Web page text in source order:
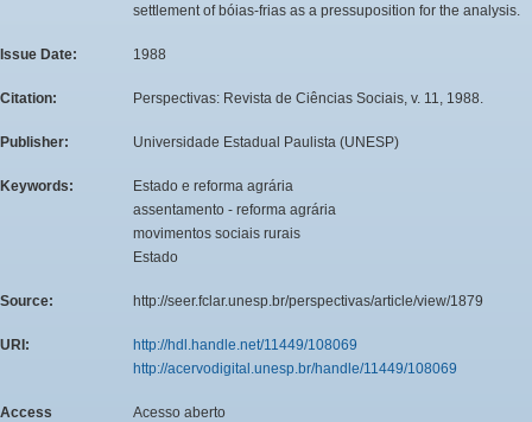
settlement of bóias-frias as a pressuposition for the analysis.
Issue Date: 1988
Citation: Perspectivas: Revista de Ciências Sociais, v. 11, 1988.
Publisher: Universidade Estadual Paulista (UNESP)
Keywords:
Estado e reforma agrária
assentamento - reforma agrária
movimentos sociais rurais
Estado
Source: http://seer.fclar.unesp.br/perspectivas/article/view/1879
URI:
http://hdl.handle.net/11449/108069
http://acervodigital.unesp.br/handle/11449/108069
Access
Acesso aberto